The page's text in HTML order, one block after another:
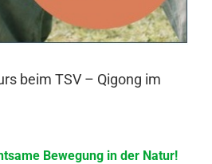
beim TSV – Qigong im
Bewegung in der Natur!